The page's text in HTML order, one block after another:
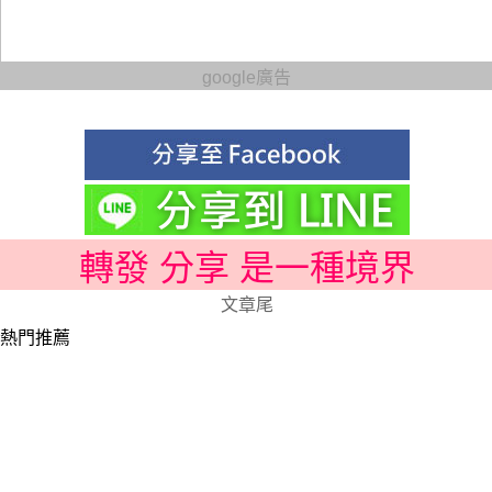
google廣告
轉發 分享 是一種境界
文章尾
熱門推薦